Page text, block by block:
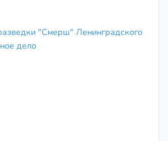
"Смерш" Ленинградского
дело